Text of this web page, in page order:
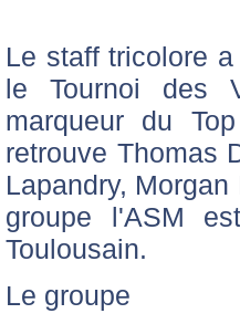
Le staff tricolore
le Tournoi des
marqueur du
retrouve Thomas
Lapandry,
groupe l'ASM
Toulousain.
Le groupe